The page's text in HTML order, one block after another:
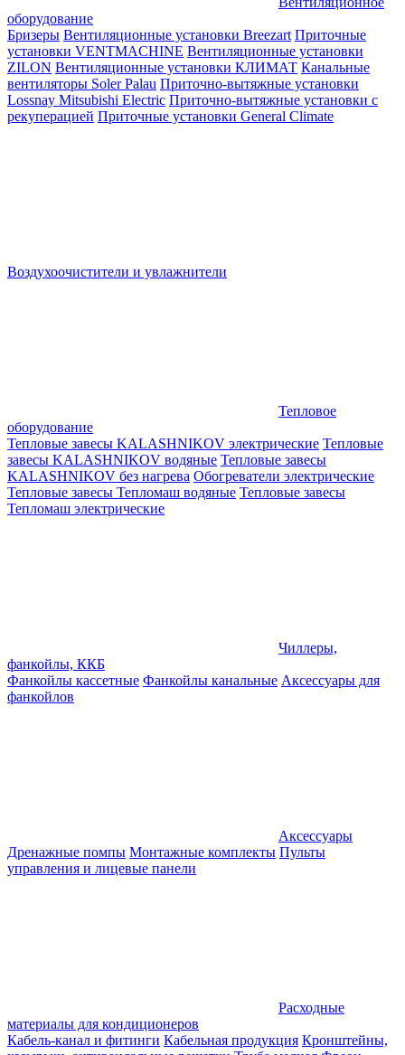
оборудование
Бризеры Вентиляционные установки Breezart Приточные
установки VENTMACHINE Вентиляционные установки
ZILON Вентиляционные установки КЛИМАТ Канальные
вентиляторы Soler Palau Приточно-вытяжные установки
Lossnay Mitsubishi Electric Приточно-вытяжные установки с
рекуперацией Приточные установки General Climate
Воздухоочистители и увлажнители
Тепловое
оборудование
Тепловые завесы KALASHNIKOV электрические Тепловые
завесы KALASHNIKOV водяные Тепловые завесы
KALASHNIKOV без нагрева Обогреватели электрические
Тепловые завесы Тепломаш водяные Тепловые завесы
Тепломаш электрические
Чиллеры,
фанкойлы, ККБ
Фанкойлы кассетные Фанкойлы канальные Аксессуары для
фанкойлов
Аксессуары
Дренажные помпы Монтажные комплекты Пульты
управления и лицевые панели
Расходные
материалы для кондиционеров
Кабель-канал и фитинги Кабельная продукция Кронштейны,